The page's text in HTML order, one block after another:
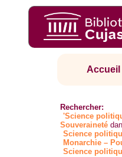
Accueil
Rechercher:
'Science
Souveraineté
Science
Monarchie –
Science